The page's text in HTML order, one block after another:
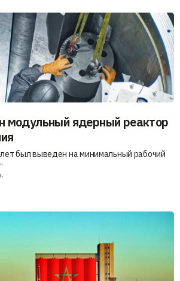
ядерный реактор
был выведен на минимальный рабочий